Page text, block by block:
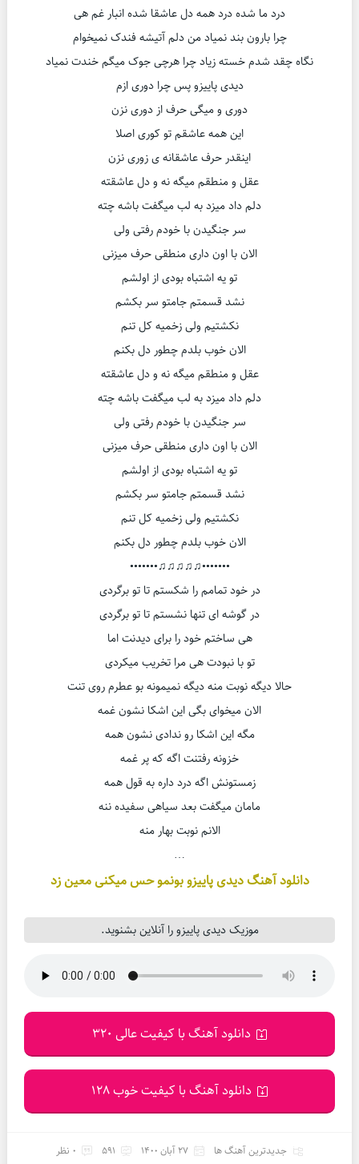
درد ما شده درد همه دل عاشقا شده انبار غم هی
چرا بارون بند نمیاد من دلم آتیشه فندک نمیخوام
نگاه چقد شدم خسته زیاد چرا هرچی جوک میگم خندت نمیاد
دیدی پاییزو پس چرا دوری ازم
دوری و میگی حرف از دوری نزن
این همه عاشقم تو کوری اصلا
اینقدر حرف عاشقانه ی زوری نزن
عقل و منطقم میگه نه و دل عاشقته
دلم داد میزد به لب میگفت باشه چته
سر جنگیدن با خودم رفتی ولی
الان با اون داری منطقی حرف میزنی
تو یه اشتباه بودی از اولشم
نشد قسمتم جامتو سر بکشم
نکشتیم ولی زخمیه کل تنم
الان خوب بلدم چطور دل بکنم
عقل و منطقم میگه نه و دل عاشقته
دلم داد میزد به لب میگفت باشه چته
سر جنگیدن با خودم رفتی ولی
الان با اون داری منطقی حرف میزنی
تو یه اشتباه بودی از اولشم
نشد قسمتم جامتو سر بکشم
نکشتیم ولی زخمیه کل تنم
الان خوب بلدم چطور دل بکنم
•••••••♫♫♫♫♫•••••••
در خود تمامم را شکستم تا تو برگردی
در گوشه ای تنها نشستم تا تو برگردی
هی ساختم خود را برای دیدنت اما
تو با نبودت هی مرا تخریب میکردی
حالا دیگه نوبت منه دیگه نمیمونه بو عطرم روی تنت
الان میخوای بگی این اشکا نشون غمه
مگه این اشکا رو ندادی نشون همه
خزونه رفتنت اگه که پر غمه
زمستونش اگه درد داره به قول همه
مامان میگفت بعد سیاهی سفیده ننه
الانم نوبت بهار منه
…
دانلود آهنگ دیدی پاییزو بونمو حس میکنی معین زد
موزیک دیدی پاییزو را آنلاین بشنوید.
دانلود آهنگ با کیفیت عالی 320
دانلود آهنگ با کیفیت خوب 128
جدیدترین آهنگ ها 27 آبان 1400 591 0 نظر